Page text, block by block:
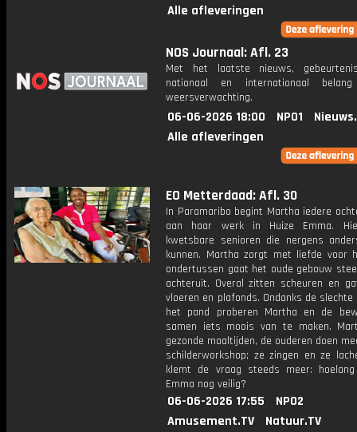
Alle afleveringen
NOS Journaal: Afl. 23
Met het laatste nieuws,
nationaal en internationaal
weersverwachting.
06-06-2026 18:00 NPO1
Alle afleveringen
EO Metterdaad: Afl. 30
In Paramaribo begint Martha iedere
aan haar werk in Huize Emma.
kwetsbare senioren die nergens
kunnen. Martha zorgt met liefde voor
ondertussen gaat het oude gebouw
achteruit. Overal zitten scheuren en
vloeren en plafonds. Ondanks de
het pand proberen Martha en de
samen iets moois van te maken.
gezonde maaltijden, de ouderen doen
schilderworkshop; ze zingen en ze
klemt de vraag steeds meer:
Emma nog veilig?
06-06-2026 17:55
NPO2
Amusement.TV
Natuur.TV